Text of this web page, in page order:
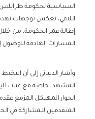
السياسية لحكومة طرابلس،
اللافي، تعكس توجهات
إطالة عمر الحكومة، من
المسارات الهادفة
وأشار الديباني إلى أن
المشهد، خاصة مع غياب
الحوار المهيكل المزمع